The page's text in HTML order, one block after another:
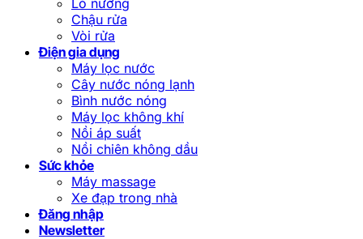
Chậu rửa
Vòi rửa
Điện gia dụng
Máy lọc nước
Cây nước nóng lạnh
Bình nước nóng
Máy lọc không khí
Nồi áp suất
Nồi chiên không dầu
Sức khỏe
Máy massage
Xe đạp trong nhà
Đăng nhập
Newsletter